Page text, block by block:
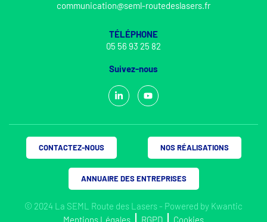
communication@seml-routedeslasers.fr
TÉLÉPHONE
05 56 93 25 82
Suivez-nous
© 2024 La SEML Route des Lasers - Powered by Kwantic
Mentions Légales
RGPD Cookies
CONTACTEZ-NOUS NOS RÉALISATIONS
ANNUAIRE DES ENTREPRISES